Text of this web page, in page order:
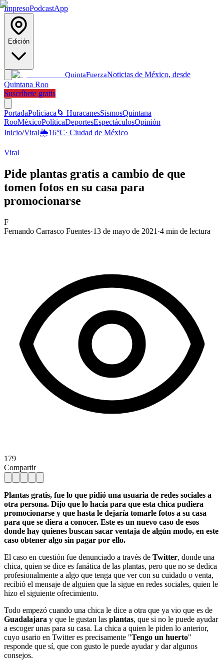
ImpresoPodcastApp
Edición
QuintaFuerzaNoticias de México, desde
Quintana Roo
Suscríbete gratis
PortadaPoliciaca 🌀 HuracanesSismosQuintana
RooMéxicoPolíticaDeportesEspectáculosOpinión
Inicio/Viral🌦️16°C· Ciudad de México
Viral
Pide plantas gratis a cambio de que
tomen fotos en su casa para
promocionarse
F
Fernando Carrasco Fuentes·13 de mayo de 2021 ·4 min de lectura
179
Compartir
Plantas gratis, fue lo que pidió una usuaria de redes sociales a
otra persona. Dijo que lo hacía para que esta chica pudiera
promocionarse y que hasta le dejaría tomarle fotos a su casa
para que se diera a conocer. Este es un nuevo caso de esos
donde hay quienes buscan sacar ventaja de algún modo, en este
caso obtener algo sin pagar por ello.
El caso en cuestión fue denunciado a través de Twitter, donde una
chica, quien se dice es fanática de las plantas, pero que no se dedica
profesionalmente a algo que tenga que ver con su cuidado o venta,
recibió el mensaje de alguien que la sigue en redes sociales, quien le
hizo el siguiente ofrecimiento.
Todo empezó cuando una chica le dice a otra que ya vio que es de
Guadalajara y que le gustan las plantas, que si no le puede ayudar
a escoger unas para su casa. La chica a quien le piden lo anterior,
cuyo usario en Twitter es precisamente "Tengo un huerto"
responde que sí, que con gusto le puede ayudar y dar algunos
consejos.